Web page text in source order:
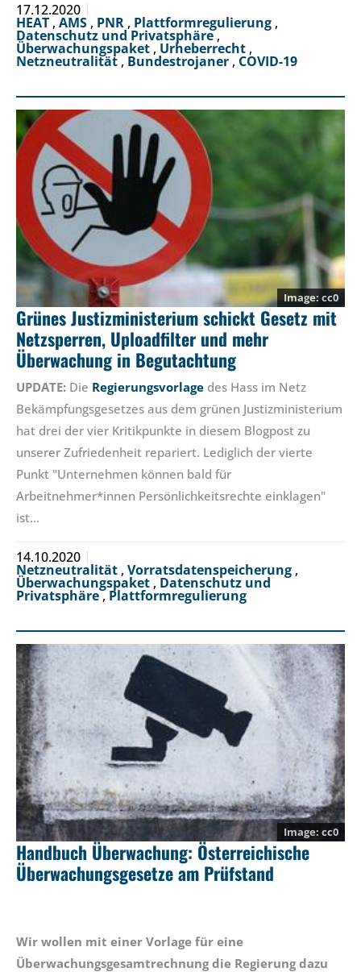
17.12.2020
HEAT , AMS , PNR , Plattformregulierung ,
Datenschutz und Privatsphäre,
Überwachungspaket , Urheberrecht ,
Netzneutralität , Bundestrojaner , COVID-19
cc0
Grünes Justizministerium schickt Gesetz mit
Netzsperren, Uploadfilter und mehr
Überwachung in Begutachtung
UPDATE: Die Regierungsvorlage des Hass im Netz
Bekämpfungsgesetzes aus dem grünen Justizministerium
hat drei der vier Kritikpunkte in diesem Blogpost zu
unserer Zufriedenheit repariert. Lediglich der vierte
Punkt "Unternehmen können bald für
Arbeitnehmer*innen Persönlichkeitsrechte einklagen"
ist…
14.10.2020
Netzneutralität , Vorratsdatenspeicherung ,
Überwachungspaket , Datenschutz und
Privatsphäre,Plattformregulierung
cc0
Handbuch Überwachung: Österreichische
Überwachungsgesetze am Prüfstand
Wir wollen mit einer Vorlage für eine
Überwachungsgesamtrechnung die Regierung dazu